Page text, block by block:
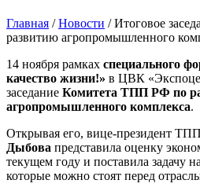
Главная /Новости /Итоговое
развитию агропромышленного
14 ноября рамках специального
качество жизни!» в ЦВК
заседание Комитета ТПП РФ по
агропромышленного комплекса.
Открывая его, вице-президент
Дыбова представила оценку
текущем году и поставила задачу
которые можно стоят перед